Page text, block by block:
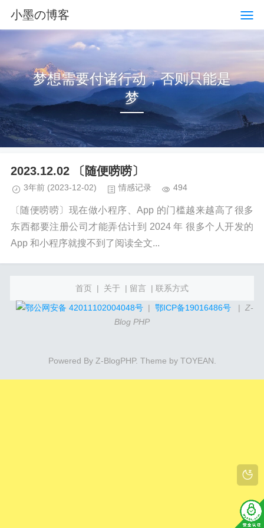
小墨の博客
梦想需要付诸行动，否则只能是
梦
2023.12.02 〔随便唠唠〕
3年前 (2023-12-02) 情感记录 494
〔随便唠唠〕现在做小程序、App 的门槛越来越高了很多
东西都要注册公司才能弄估计到 2024 年 很多个人开发的
App 和小程序就搜不到了阅读全文...
首页 | 关于 | 留言 | 联系方式
鄂公网安备 42011102004048号 | 鄂ICP备19016486号 | Z-
Blog PHP
Powered By Z-BlogPHP. Theme by TOYEAN